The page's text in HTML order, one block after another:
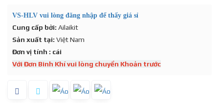
VS-HLV vui lòng đăng nhập để thấy giá sỉ
Cung cấp bởi: Ailaikit
Sản xuất tại: Việt Nam
Đơn vị tính : cái
Với Đơn Binh Khí vui lòng chuyển Khoản trước